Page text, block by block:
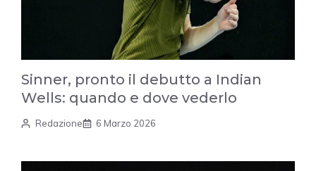
Sinner, pronto il debutto a Indian
Wells: quando e dove vederlo
Redazione 6 Marzo 2026